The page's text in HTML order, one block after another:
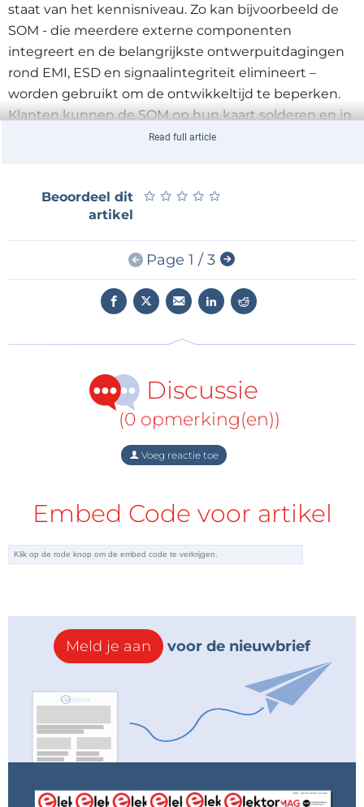
staat van het kennisniveau. Zo kan bijvoorbeeld de
SOM - die meerdere externe componenten
integreert en de belangrijkste ontwerpuitdagingen
rond EMI, ESD en signaalintegriteit elimineert –
worden gebruikt om de ontwikkeltijd te beperken.
Klanten kunnen de SOM op hun kaart solderen en in
productie brengen, of kan worden gebruikt als een
onderdelenlijst die online beschikbaar zijn. Klanten
kunnen ook de overschakeling maken van de SOM
naar de SiP of de MPU zelf, afhankelijk van waar hun
ontwerp om vraagt. Het maakt niet uit welke
component een klant kiest, alle producten worden
ondersteund door Microchip’s klantgestuurde
aan klanten voor zo lang als dat nodig is garandeert.
Read full article
Beoordeel dit
artikel
★ ★ ★ ★ ★
★ ★ ★ ★ ★
Page 1 / 3
Discussie
(0 opmerking(en))
Voeg reactie toe
Embed Code voor artikel
Meld je aan voor de nieuwbrief